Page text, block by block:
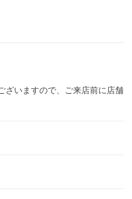
ざいますので、ご来店前に店舗